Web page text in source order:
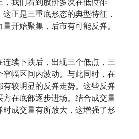
，我们看到股价多次在低位徘
正是三重底形态的典型特征，
开始聚集，后市有可能反弹。
连续下跌后，出现三个低点，三
窄幅区间内波动。与此同时，在
有较明显的反弹走势。这些反弹
方在底部逐步进场。结合成交量
时成交量有所放大，这增强了形